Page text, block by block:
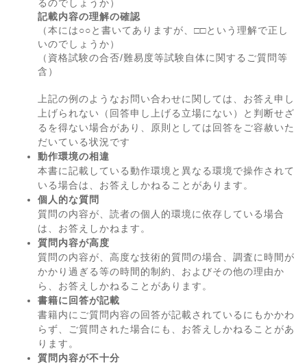
るのでしょうか）
記載内容の理解の確認
（本には○○と書いてありますが、□□という理解で正し
いのでしょうか）
（資格試験の合否/難易度等試験自体に関するご質問等
含）
上記の例のようなお問い合わせに関しては、お答え申し
上げられない（回答申し上げる立場にない）と判断せざ
るを得ない場合があり、原則としては回答をご容赦いた
だいている状況です
動作環境の相違
本書に記載している動作環境と異なる環境で操作されて
いる場合は、お答えしかねることがあります。
個人的な質問
質問の内容が、読者の個人的環境に依存している場合
は、お答えしかねます。
質問内容が高度
質問の内容が、高度な技術的質問の場合、調査に時間が
かかり過ぎる等の時間的制約、およびその他の理由か
ら、お答えしかねることがあります。
書籍に回答が記載
書籍内にご質問内容の回答が記載されているにもかかわ
らず、ご質問された場合にも、お答えしかねることがあ
ります。
質問内容が不十分